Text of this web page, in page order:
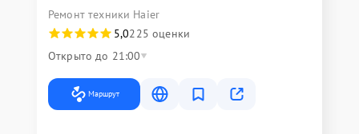
Ремонт техники Haier
5,0225 оценки
Открыто до 21:00
Маршрут